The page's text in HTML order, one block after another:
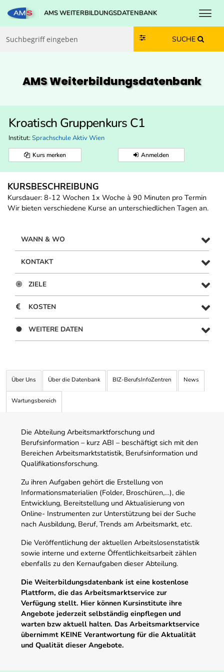
Zum Inhalt springen
Zum Navmenü springen
Zur Suche springen
Zur Footer springen
AMS WEITERBILDUNGSDATENBANK
SUCHE
AMS Weiterbildungs­datenbank
Kroatisch Gruppenkurs C1
Institut: Sprachschule Aktiv Wien
Kurs merken Anmelden
KURSBESCHREIBUNG
Kursdauer: 8-12 Wochen 1x Woche à 90 Minuten pro Termin
Wir bieten verschiedene Kurse an unterschiedlichen Tagen an.
WANN & WO
KONTAKT
ZIELE
KOSTEN
WEITERE DATEN
Über Uns Über die Datenbank BIZ-BerufsInfoZentren News
Wartungsbereich
Die Abteilung Arbeitsmarktforschung und
Berufsinformation – kurz ABI – beschäftigt sich mit den
Bereichen Arbeitsmarktstatistik, Berufsinformation und
Qualifikationsforschung.
Zu ihren Aufgaben gehört die Erstellung von
Informationsmaterialien (Folder, Broschüren,…), die
Entwicklung, Bereitstellung und Aktualisierung von
Online- Instrumenten zur Unterstützung bei der Suche
nach Ausbildung, Beruf, Trends am Arbeitsmarkt, etc.
Die Veröffentlichung der aktuellen Arbeitslosenstatistik
sowie interne und externe Öffentlichkeitsarbeit zählen
ebenfalls zu den Kernaufgaben dieser Abteilung.
Die Weiterbildungsdatenbank ist eine kostenlose
Plattform, die das Arbeitsmarktservice zur
Verfügung stellt. Hier können Kursinstitute ihre
Angebote jederzeit selbständig einpflegen und
warten bzw aktuell halten. Das Arbeitsmarktservice
übernimmt KEINE Verantwortung für die Aktualität
und Qualität dieser Angebote.